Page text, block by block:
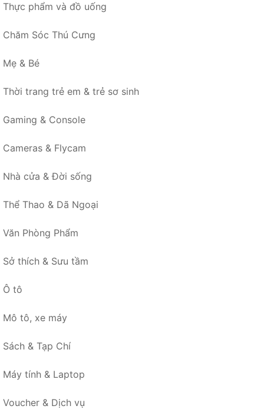
Thực phẩm và đồ uống
Chăm Sóc Thú Cưng
Mẹ & Bé
Thời trang trẻ em & trẻ sơ sinh
Gaming & Console
Cameras & Flycam
Nhà cửa & Đời sống
Thể Thao & Dã Ngoại
Văn Phòng Phẩm
Sở thích & Sưu tầm
Ô tô
Mô tô, xe máy
Sách & Tạp Chí
Máy tính & Laptop
Voucher & Dịch vụ